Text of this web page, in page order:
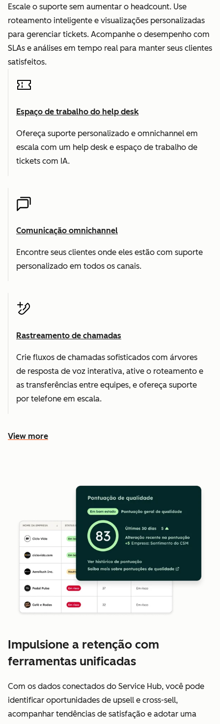
Escale o suporte sem aumentar o headcount. Use
roteamento inteligente e visualizações personalizadas
para gerenciar tickets. Acompanhe o desempenho com
SLAs e análises em tempo real para manter seus clientes
satisfeitos.
Espaço de trabalho do help desk
Ofereça suporte personalizado e omnichannel em
escala com um help desk e espaço de trabalho de
tickets com IA.
Comunicação omnichannel
Encontre seus clientes onde eles estão com suporte
personalizado em todos os canais.
Rastreamento de chamadas
Crie fluxos de chamadas sofisticados com árvores
de resposta de voz interativa, ative o roteamento e
as transferências entre equipes, e ofereça suporte
por telefone em escala.
View more
Impulsione a retenção com
ferramentas unificadas
Com os dados conectados do Service Hub, você pode
identificar oportunidades de upsell e cross-sell,
acompanhar tendências de satisfação e adotar uma